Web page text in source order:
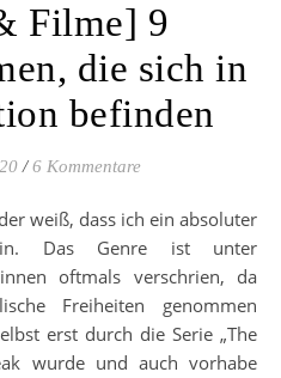
Filme] 9
die sich in
befinden
/ 6 Kommentare
bin. Das Genre ist unter
oftmals verschrien, da
Freiheiten genommen
erst durch die Serie „The
wurde und auch vorhabe